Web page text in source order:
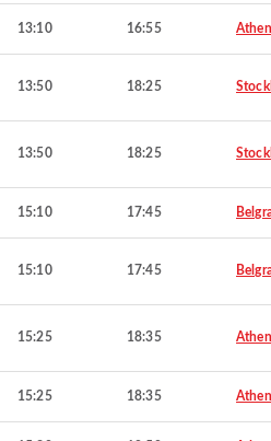
13:10 16:55
13:50 18:25
13:50 18:25
15:10 17:45
15:10 17:45
15:25 18:35
15:25 18:35